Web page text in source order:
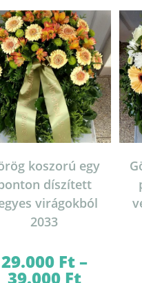
A
változatok
a
ki
koszorú egy
díszített
virágokból
2033
29.000 Ft–
39.000 FtÁrtartomány: